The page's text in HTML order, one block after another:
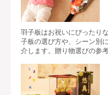
羽子板はお祝いにぴったり
子板の選び方や、シーン別
介します。贈り物選びの参